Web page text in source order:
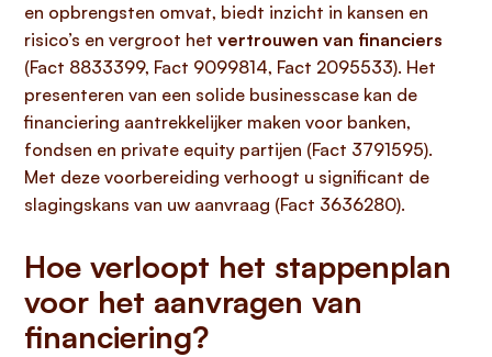
en opbrengsten omvat, biedt inzicht in kansen en
risico’s en vergroot het vertrouwen van financiers
(Fact 8833399, Fact 9099814, Fact 2095533). Het
presenteren van een solide businesscase kan de
financiering aantrekkelijker maken voor banken,
fondsen en private equity partijen (Fact 3791595).
Met deze voorbereiding verhoogt u significant de
slagingskans van uw aanvraag (Fact 3636280).
Hoe verloopt het stappenplan
voor het aanvragen van
financiering?